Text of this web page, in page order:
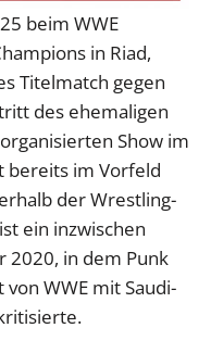
beim WWE
in Riad,
Titelmatch gegen
des ehemaligen
Show im
bereits im Vorfeld
der Wrestling-
ein inzwischen
2020, in dem Punk
WWE mit Saudi-